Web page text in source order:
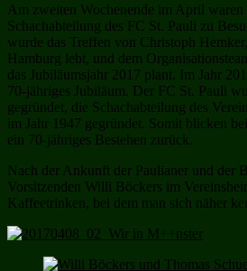
Am zweiten Wochenende im April waren
Schachabteilung des FC St. Pauli zu
wurde das Treffen von Christoph
Hamburg lebt, und dem
das Jubiläumsjahr 2017 plant. Im Jahr
70-jähriges Jubiläum. Der FC St. Pauli
gegründet, die Schachabteilung des
im Jahr 1947 gegründet. Somit blicken
ein 70-jähriges Bestehen zurück.
Nach der Ankunft der Paulianer und der
Vorsitzenden Willi Böckers im
Kaffeetrinken, bei dem man sich näher